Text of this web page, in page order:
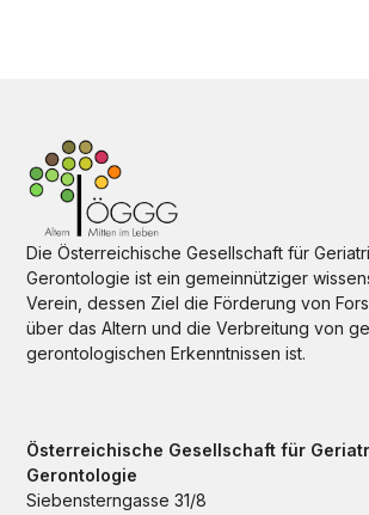
Die Österreichische Gesellschaft für
Gerontologie ist ein gemeinnütziger
Verein, dessen Ziel die Förderung von
über das Altern und die Verbreitung von
gerontologischen Erkenntnissen ist.
Österreichische Gesellschaft für
Gerontologie
Siebensterngasse 31/8